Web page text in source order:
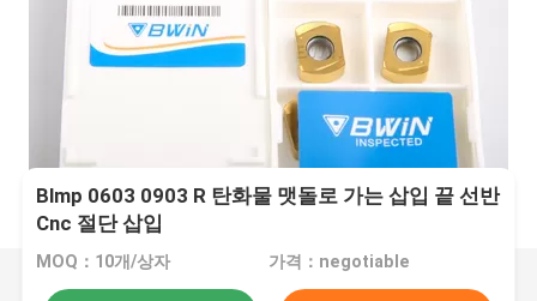
Blmp 0603 0903 R 탄화물 맷돌로 가는 삽입 끝 선반
Cnc 절단 삽입
MOQ：10개/상자 가격：negotiable